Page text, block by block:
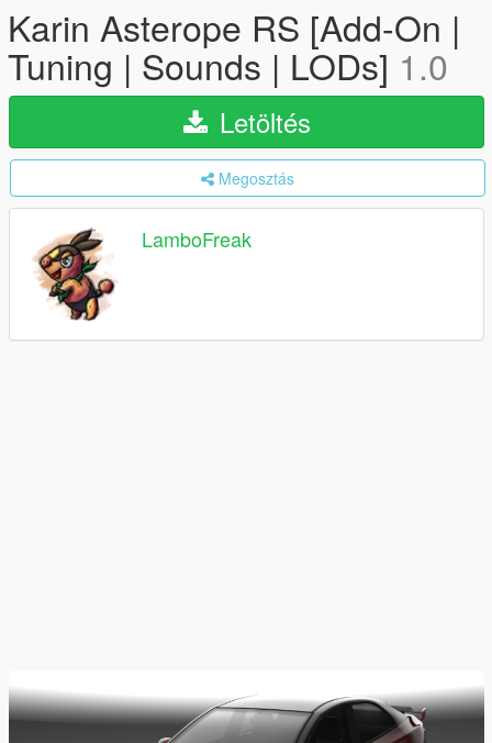
Karin Asterope RS [Add-On |
Tuning | Sounds | LODs] 1.0
Letöltés
Megosztás
LamboFreak